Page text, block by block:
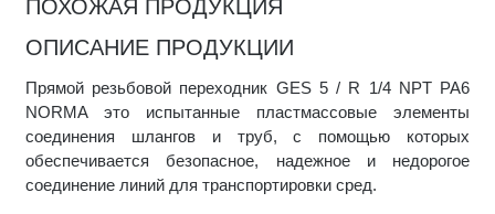
ПОХОЖАЯ ПРОДУКЦИЯ
ОПИСАНИЕ ПРОДУКЦИИ
Прямой резьбовой переходник GES 5 / R 1/4 NPT PA6
NORMA это испытанные пластмассовые элементы
соединения шлангов и труб, с помощью которых
обеспечивается безопасное, надежное и недорогое
соединение линий для транспортировки сред.